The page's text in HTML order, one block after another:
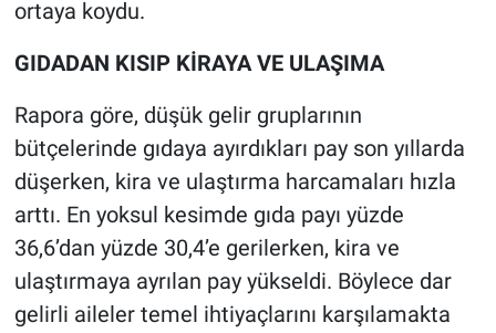
ortaya koydu.
GIDADAN KISIP KİRAYA VE ULAŞIMA
Rapora göre, düşük gelir gruplarının
bütçelerinde gıdaya ayırdıkları pay son yıllarda
düşerken, kira ve ulaştırma harcamaları hızla
arttı. En yoksul kesimde gıda payı yüzde
36,6’dan yüzde 30,4’e gerilerken, kira ve
ulaştırmaya ayrılan pay yükseldi. Böylece dar
gelirli aileler temel ihtiyaçlarını karşılamakta